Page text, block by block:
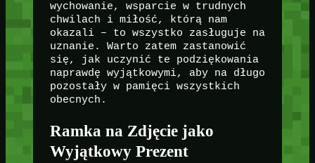
wychowanie, wsparcie w trudnych
chwilach i miłość, którą nam
okazali – to wszystko zasługuje na
uznanie. Warto zatem zastanowić
się, jak uczynić te podziękowania
naprawdę wyjątkowymi, aby na długo
pozostały w pamięci wszystkich
obecnych.
Ramka na Zdjęcie jako
Wyjątkowy Prezent